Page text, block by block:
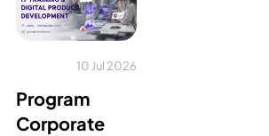
10 Jul 2026
Program
Corporate